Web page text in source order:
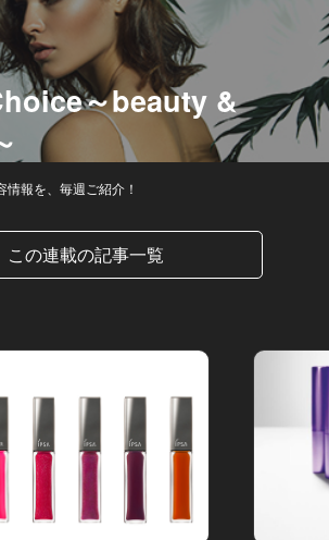
～beauty &
報を、毎週ご紹介！
この連載の記事一覧